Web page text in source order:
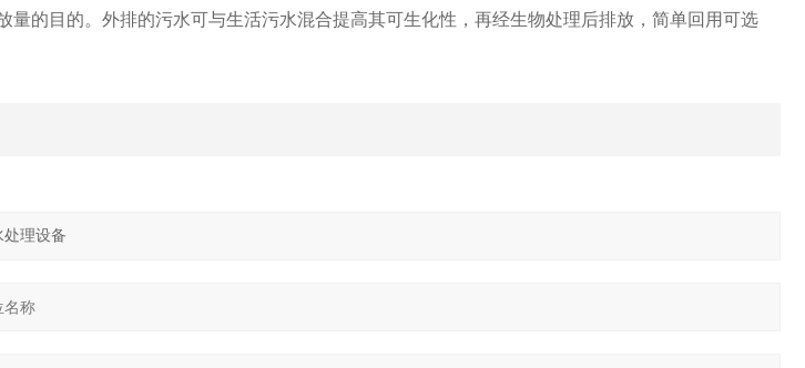
量的目的。外排的污水可与生活污水混合提高其可生化性，再经生物处理后排放，简单回用可选